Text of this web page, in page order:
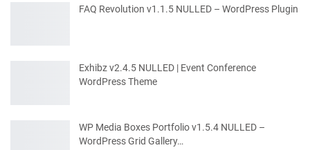
FAQ Revolution v1.1.5 NULLED – WordPress Plugin
Exhibz v2.4.5 NULLED | Event Conference
WordPress Theme
WP Media Boxes Portfolio v1.5.4 NULLED –
WordPress Grid Gallery…